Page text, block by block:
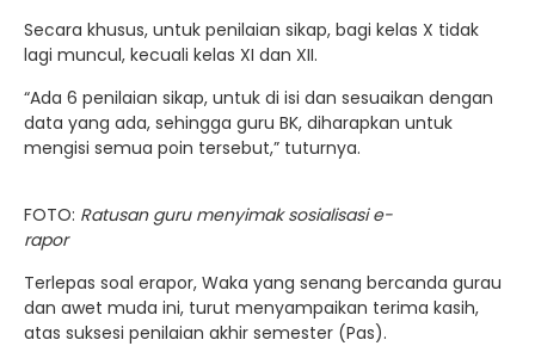
Secara khusus, untuk penilaian sikap, bagi kelas X tidak
lagi muncul, kecuali kelas XI dan XII.
“Ada 6 penilaian sikap, untuk di isi dan sesuaikan dengan
data yang ada, sehingga guru BK, diharapkan untuk
mengisi semua poin tersebut,” tuturnya.
FOTO: Ratusan guru menyimak sosialisasi e-
rapor
Terlepas soal erapor, Waka yang senang bercanda gurau
dan awet muda ini, turut menyampaikan terima kasih,
atas suksesi penilaian akhir semester (Pas).